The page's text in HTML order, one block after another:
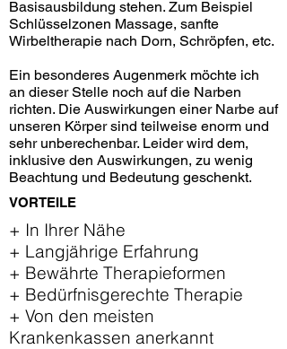
Basisausbildung stehen. Zum Beispiel
Schlüsselzonen Massage, sanfte
Wirbeltherapie nach Dorn, Schröpfen, etc.
Ein besonderes Augenmerk möchte ich
an dieser Stelle noch auf die Narben
richten. Die Auswirkungen einer Narbe auf
unseren Körper sind teilweise enorm und
sehr unberechenbar. Leider wird dem,
inklusive den Auswirkungen, zu wenig
Beachtung und Bedeutung geschenkt.
VORTEILE
+ In Ihrer Nähe
+ Langjährige Erfahrung
+ Bewährte Therapieformen
+ Bedürfnisgerechte Therapie
+ Von den meisten
Krankenkassen anerkannt